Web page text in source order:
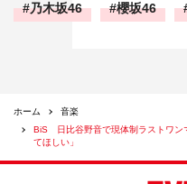
BiSに加入して1年くらい
今日を楽しみに待ってて
てた人、楽しみだけど来
ろんな感情の中で日比谷
乃木坂46 櫻坂46
ホーム
音楽
BiS 日比谷野音で現体制ラストワン
てほしい」